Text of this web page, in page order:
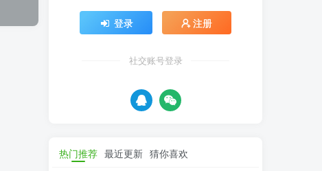
登录 注册
社交账号登录
热门推荐 最近更新 猜你喜欢